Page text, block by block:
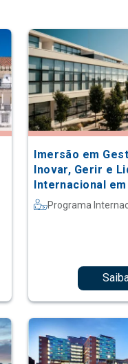
Imersão em
Inovar, Gerir e
Internacional
Programa